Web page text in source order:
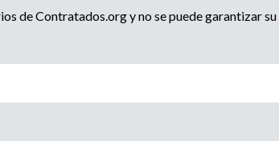
e
de Contratados.org y no se puede garantizar